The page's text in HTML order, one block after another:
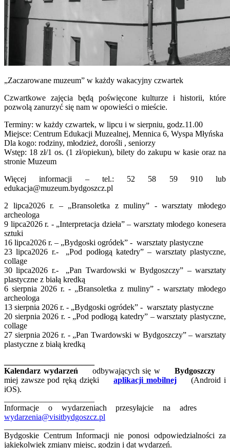
„Zaczarowane muzeum” w każdy wakacyjny czwartek
Czwartkowe zajęcia będą poświęcone kulturze i historii, które
pozwolą zanurzyć się nam w opowieści o mieście.
Terminy: w każdy czwartek, w lipcu i w sierpniu, godz.11.00
Miejsce: Centrum Edukacji Muzealnej, Mennica 6, Wyspa Młyńska
Dla kogo: rodziny, młodzież, dorośli , seniorzy
Wstęp: 18 zł/1 os. (1 zł/opiekun), bilety do zakupu w kasie oraz na
stronie Muzeum
Więcej informacji – tel.: 52 58 59 910 lub
edukacja@muzeum.bydgoszcz.pl
2 lipca2026 r. – „Bransoletka z muliny” - warsztaty młodego
archeologa
9 lipca2026 r. - „Interpretacja dzieła” – warsztaty młodego konesera
sztuki
16 lipca2026 r. – „Bydgoski ogródek” - warsztaty plastyczne
23 lipca2026 r.- „Pod podłogą katedry” – warsztaty plastyczne,
collage
30 lipca2026 r.- „Pan Twardowski w Bydgoszczy” – warsztaty
plastyczne z białą kredką
6 sierpnia 2026 r. - „Bransoletka z muliny” - warsztaty młodego
archeologa
13 sierpnia 2026 r. - „Bydgoski ogródek” - warsztaty plastyczne
20 sierpnia 2026 r. - „Pod podłogą katedry” – warsztaty plastyczne,
collage
27 sierpnia 2026 r. - „Pan Twardowski w Bydgoszczy” – warsztaty
plastyczne z białą kredką
Kalendarz wydarzeń odbywających się wBydgoszczy
miej zawsze pod ręką dziękiaplikacji mobilnej(Android i
iOS).
Informacje o wydarzeniach przesyłajcie na adres
wydarzenia@visitbydgoszcz.pl
Bydgoskie Centrum Informacji nie ponosi odpowiedzialności za
jakiekolwiek zmiany miejsc, godzin i dat wydarzeń.